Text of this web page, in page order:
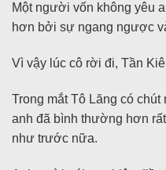
Một người vốn không yêu
hơn bởi sự ngang ngược
Vì vậy lúc cô rời đi, Tần
Trong mắt Tô Lăng có chút
anh đã bình thường hơn
như trước nữa.